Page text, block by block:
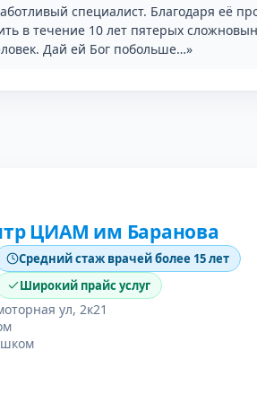
специалист. Благодаря её
в течение 10 лет пятерых
Дай ей Бог побольше…»
ЦИАМ им Баранова
Средний стаж врачей более 15 лет
Широкий прайс услуг
ул, 2к21